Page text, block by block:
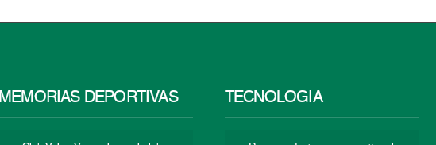
MEMORIAS DEPORTIVAS TECNOLOGÍA